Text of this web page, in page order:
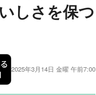
しさを保つ
2025年3月14日 金曜 午前7:00